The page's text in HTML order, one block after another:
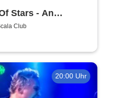
Stars - An
Coldplay Music
Club
20:00 Uhr